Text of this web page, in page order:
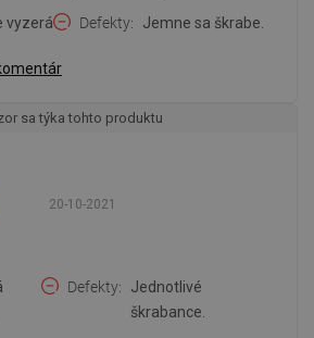
vyzerá Defekty Jemne sa škrabe.
sa týka tohto produktu
20-10-2021
Defekty
Jednotlivé
škrabance.